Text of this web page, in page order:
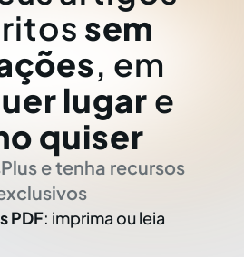
sem
, em
lugar e
quiser
e tenha recursos
PDF: imprima ou leia